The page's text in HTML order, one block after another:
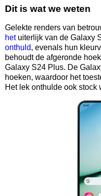
Dit is wat we weten
Gelekte renders van
hetuiterlijk van de Galaxy
onthuld, evenals hun
behoudt de afgeronde
Galaxy S24 Plus. De
hoeken, waardoor het
Het lek onthulde ook